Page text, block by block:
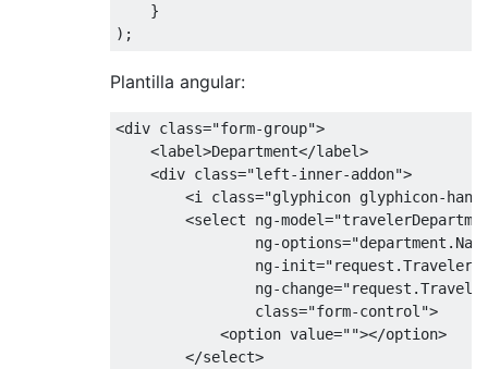
}
);
Plantilla angular:
<div class="form-group">
<label>Department</label>
<div class="left-inner-addon">
<i
class="glyphicon glyphicon-
<select
ng-model=
ng-options=
ng-init=
ng-change=
class="form-control">
<option value=""></option>
</select>